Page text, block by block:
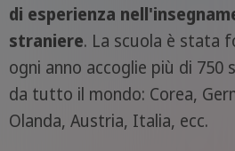
di esperienza
straniere. La scuola è stata
ogni anno accoglie più di
da tutto il mondo: Corea,
Olanda, Austria, Italia, ecc.